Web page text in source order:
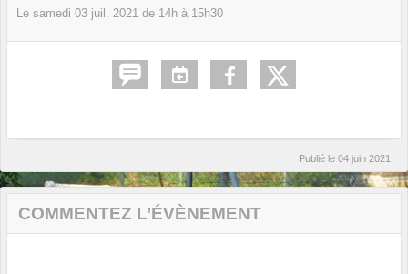
Le samedi 03 juil. 2021 de 14h à 15h30
Publié le 04 juin 2021
COMMENTEZ L’ÉVÈNEMENT